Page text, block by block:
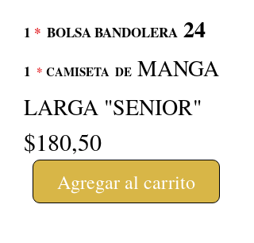
1 * BOLSA BANDOLERA 24
1 * CAMISETA DE MANGA
LARGA "SENIOR"
$180,50
Agregar al carrito